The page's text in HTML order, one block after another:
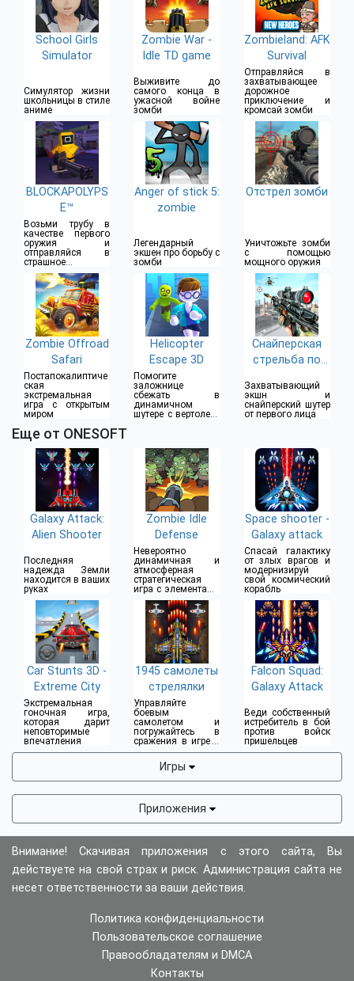
School Girls
Simulator
Симулятор жизни
школьницы в стиле
аниме
Zombie War -
Idle TD game
Выживите до
самого конца в
ужасной войне
зомби
Zombieland: AFK
Survival
Отправляйся в
захватывающее
дорожное
приключение и
кромсай зомби
BLOCKAPOLYPS
E™
Возьми трубу в
качестве первого
оружия и
отправляйся в
страшное
путешествие
Anger of stick 5:
zombie
Легендарный
экшен про борьбу с
зомби
Отстрел зомби
Уничтожьте зомби
с помощью
мощного оружия
Zombie Offroad
Safari
Постапокалиптиче
ская
экстремальная
игра с открытым
миром
Helicopter
Escape 3D
Помогите
заложнице
сбежать в
динамичном
шутере с вертолета
Снайперская
стрельба по
Захватывающий
экшн и
снайперский шутер
от первого лица
Еще от ONESOFT
Galaxy Attack:
Alien Shooter
Последняя
надежда Земли
находится в ваших
руках
Zombie Idle
Defense
Невероятно
динамичная и
атмосферная
стратегическая
игра с элементами
RPG
Space shooter -
Galaxy attack
Спасай галактику
от злых врагов и
модернизируй
свой космический
корабль
Car Stunts 3D -
Extreme City
Экстремальная
гоночная игра,
которая дарит
неповторимые
впечатления
1945 самолеты
стрелялки
Управляйте
боевым
самолетом и
погружайтесь в
сражения в игре в
жанре боевых
полетов
Falcon Squad:
Galaxy Attack
Веди собственный
истребитель в бой
против войск
пришельцев
Игры
Приложения
Внимание! Скачивая приложения с этого сайта, Вы
действуете на свой страх и риск. Администрация сайта не
несет ответственности за ваши действия.
Политика конфиденциальности
Пользовательское соглашение
Правообладателям и DMCA
Контакты